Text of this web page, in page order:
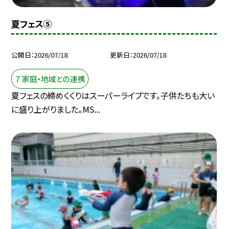
夏フェス⑤
公開日 2026/07/18 更新日 2026/07/18
７ 家庭・地域との連携
夏フェスの締めくくりはスーパーライブです。子供たちも大い
に盛り上がりました。MS...